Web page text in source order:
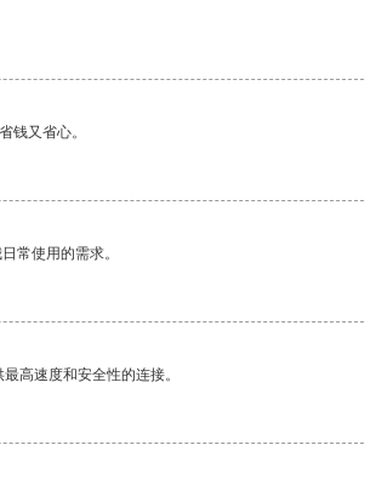
钱又省心。
常使用的需求。
高速度和安全性的连接。